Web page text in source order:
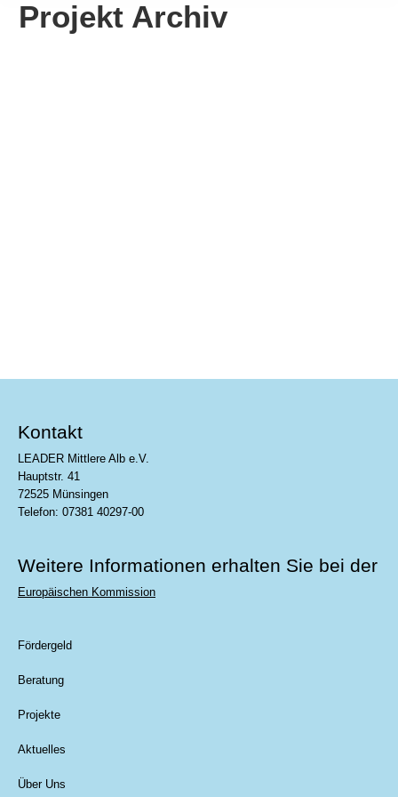
Projekt Archiv
Kontakt
LEADER Mittlere Alb e.V.
Hauptstr. 41
72525 Münsingen
Telefon: 07381 40297-00
Weitere Informationen erhalten Sie bei der
Europäischen Kommission
Fördergeld
Beratung
Projekte
Aktuelles
Über Uns